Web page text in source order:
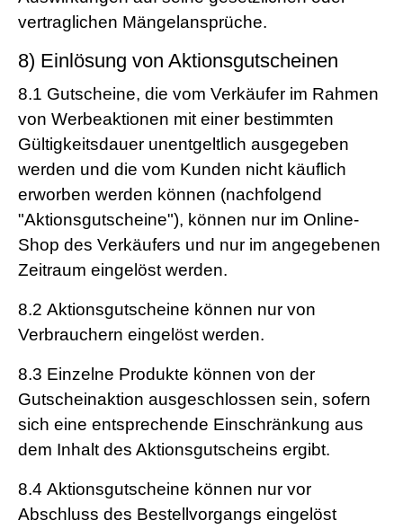
vertraglichen Mängelansprüche.
8) Einlösung von Aktionsgutscheinen
8.1 Gutscheine, die vom Verkäufer im Rahmen
von Werbeaktionen mit einer bestimmten
Gültigkeitsdauer unentgeltlich ausgegeben
werden und die vom Kunden nicht käuflich
erworben werden können (nachfolgend
"Aktionsgutscheine"), können nur im Online-
Shop des Verkäufers und nur im angegebenen
Zeitraum eingelöst werden.
8.2 Aktionsgutscheine können nur von
Verbrauchern eingelöst werden.
8.3 Einzelne Produkte können von der
Gutscheinaktion ausgeschlossen sein, sofern
sich eine entsprechende Einschränkung aus
dem Inhalt des Aktionsgutscheins ergibt.
8.4 Aktionsgutscheine können nur vor
Abschluss des Bestellvorgangs eingelöst